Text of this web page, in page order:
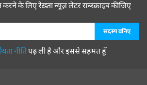
करने के लिए रेख़्ता न्यूज़ लेटर सब्स्क्राइब कीजिए
नीतिपढ़ ली है और इससे सहमत हूँ